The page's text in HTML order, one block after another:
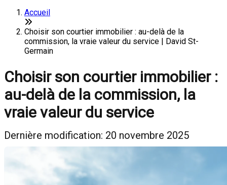
Accueil
Choisir son courtier immobilier : au-delà de la
commission, la vraie valeur du service | David St-
Germain
Choisir son courtier immobilier :
au-delà de la commission, la
vraie valeur du service
Dernière modification: 20 novembre 2025